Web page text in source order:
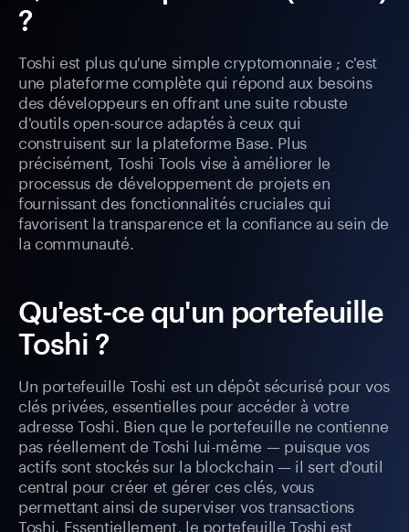
?
Toshi est plus qu'une simple cryptomonnaie ; c'est
une plateforme complète qui répond aux besoins
des développeurs en offrant une suite robuste
d'outils open-source adaptés à ceux qui
construisent sur la plateforme Base. Plus
précisément, Toshi Tools vise à améliorer le
processus de développement de projets en
fournissant des fonctionnalités cruciales qui
favorisent la transparence et la confiance au sein de
la communauté.
Qu'est-ce qu'un portefeuille
Toshi ?
Un portefeuille Toshi est un dépôt sécurisé pour vos
clés privées, essentielles pour accéder à votre
adresse Toshi. Bien que le portefeuille ne contienne
pas réellement de Toshi lui-même — puisque vos
actifs sont stockés sur la blockchain — il sert d'outil
central pour créer et gérer ces clés, vous
permettant ainsi de superviser vos transactions
Toshi. Essentiellement, le portefeuille Toshi est